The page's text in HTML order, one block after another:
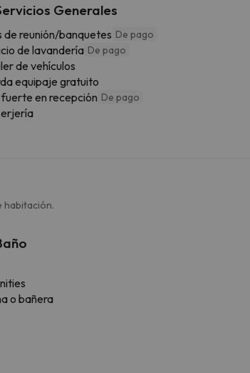
Generales
de reunión/banquetes De pago
de lavandería De pago
de vehículos
equipaje gratuito
en recepción De pago
habitación.
o bañera